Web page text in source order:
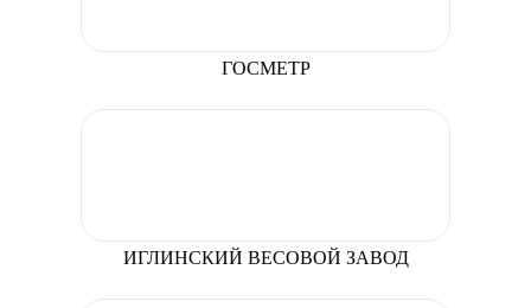
ГОСМЕТР
ИГЛИНСКИЙ ВЕСОВОЙ ЗАВОД